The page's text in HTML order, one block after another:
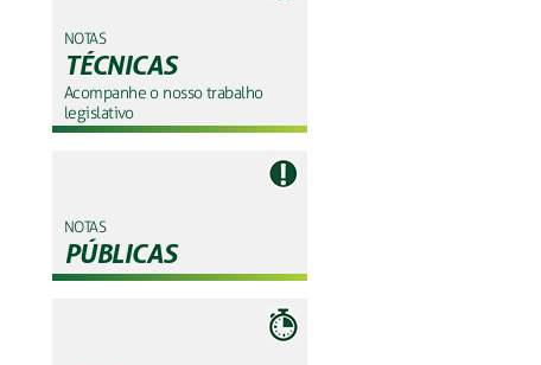
NOTAS
TÉCNICAS
Acompanhe o nosso trabalho
legislativo
NOTAS
PÚBLICAS